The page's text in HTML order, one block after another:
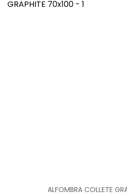
ALFOMBRA COLLETE